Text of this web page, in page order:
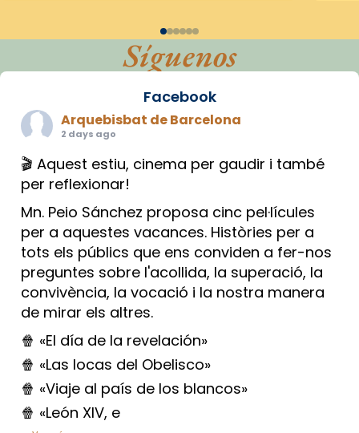
Síguenos
Facebook
Arquebisbat de Barcelona
2 days ago
🎬 Aquest estiu, cinema per gaudir i també
per reflexionar!
Mn. Peio Sánchez proposa cinc pel·lícules
per a aquestes vacances. Històries per a
tots els públics que ens conviden a fer-nos
preguntes sobre l'acollida, la superació, la
convivència, la vocació i la nostra manera
de mirar els altres.
🍿 «El día de la revelación»
🍿 «Las locas del Obelisco»
🍿 «Viaje al país de los blancos»
🍿 «León XIV, e